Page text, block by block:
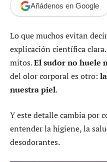
Añádenos en Google
Lo que muchos evitan
explicación científica
mitos.El sudor no huele
del olor corporal es otro:
nuestra piel.
Y este detalle cambia por
entender la higiene, la
desodorantes.